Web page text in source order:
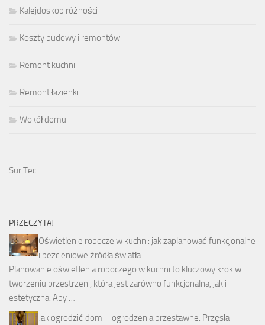
Kalejdoskop różności
Koszty budowy i remontów
Remont kuchni
Remont łazienki
Wokół domu
Sur Tec
PRZECZYTAJ
Oświetlenie robocze w kuchni: jak zaplanować funkcjonalne
i bezcieniowe źródła światła
Planowanie oświetlenia roboczego w kuchni to kluczowy krok w
tworzeniu przestrzeni, która jest zarówno funkcjonalna, jak i
estetyczna. Aby …
Jak ogrodzić dom – ogrodzenia przestawne. Przęsła